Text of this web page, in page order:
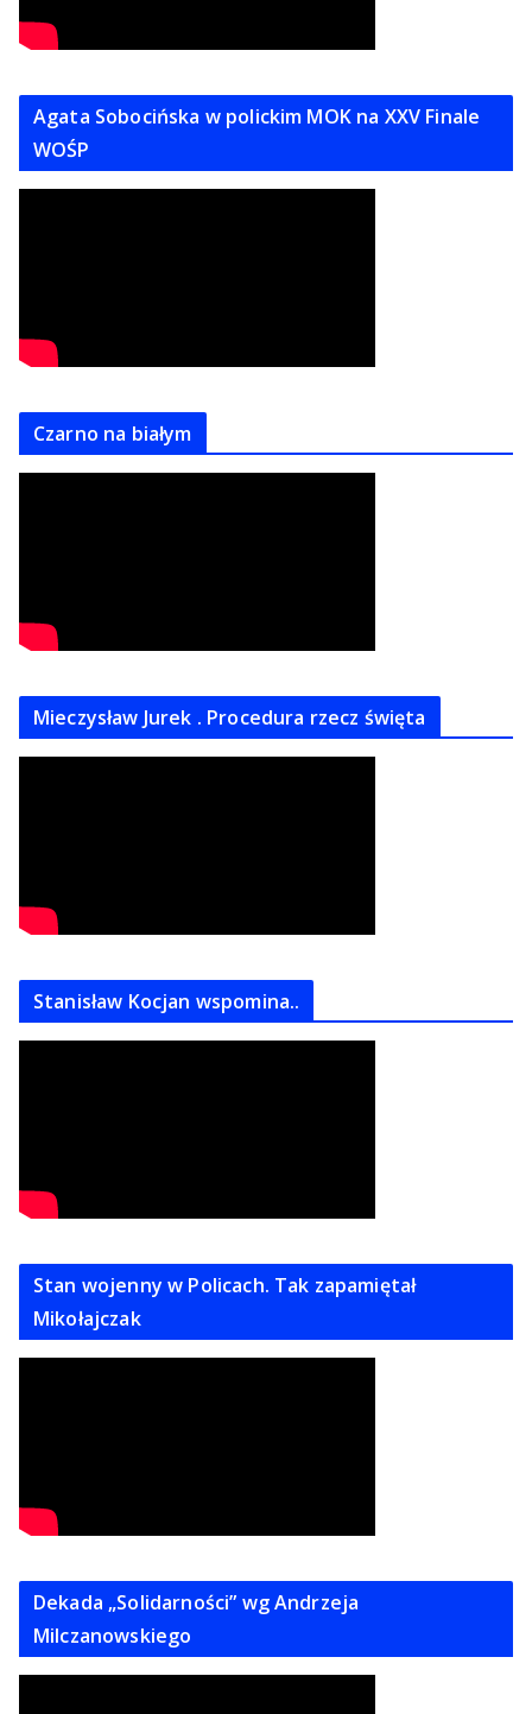
Agata Sobocińska w polickim MOK na XXV Finale
WOŚP
Czarno na białym
Mieczysław Jurek . Procedura rzecz święta
Stanisław Kocjan wspomina..
Stan wojenny w Policach. Tak zapamiętał
Mikołajczak
Dekada „Solidarności” wg Andrzeja
Milczanowskiego